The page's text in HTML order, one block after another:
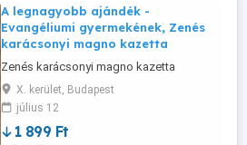
A legnagyobb ajándék -
Evangéliumi gyermekének, Zenés
karácsonyi magno kazetta
Zenés karácsonyi magno kazetta
X. kerület, Budapest
július 12
1 899 Ft